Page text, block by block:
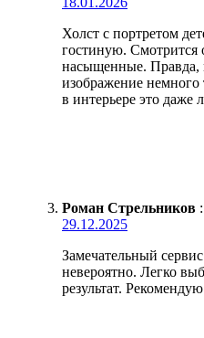
Холст с портретом
гостиную. Смотрится
насыщенные. Правда,
изображение
в интерьере это даже
Роман Стрельников :
29.12.2025
Замечательный
невероятно. Легко
результат.